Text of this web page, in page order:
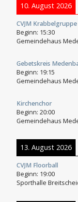
10. August 2026
CVJM Krabbelgruppe
Beginn: 15:30
Gemeindehaus
Gebetskreis
Beginn: 19:15
Gemeindehaus
Kirchenchor
Beginn: 20:00
Gemeindehaus
13. August 2026
CVJM Floorball
Beginn: 19:00
Sporthalle